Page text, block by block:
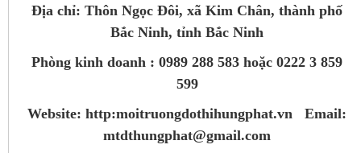
Địa chỉ: Thôn Ngọc Đôi, xã Kim Chân, thành phố
Bắc Ninh, tỉnh Bắc Ninh
Phòng kinh doanh : 0989 288 583 hoặc 0222 3 859
599
Website: http:moitruongdothihungphat.vn Email:
mtdthungphat@gmail.com